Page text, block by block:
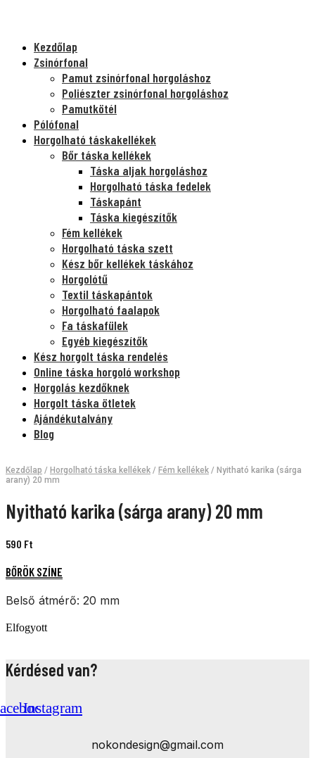
Kezdőlap
Zsinórfonal
Pamut zsinórfonal horgoláshoz
Poliészter zsinórfonal horgoláshoz
Pamutkötél
Pólófonal
Horgolható táskakellékek
Bőr táska kellékek
Táska aljak horgoláshoz
Horgolható táska fedelek
Táskapánt
Táska kiegészítők
Fém kellékek
Horgolható táska szett
Kész bőr kellékek táskához
Horgolótű
Textil táskapántok
Horgolható faalapok
Fa táskafülek
Egyéb kiegészítők
Kész horgolt táska rendelés
Online táska horgoló workshop
Horgolás kezdőknek
Horgolt táska ötletek
Ajándékutalvány
Blog
Kezdőlap / Horgolható táska kellékek / Fém kellékek / Nyitható karika (sárga
arany) 20 mm
Nyitható karika (sárga arany) 20 mm
590 Ft
BŐRÖK SZÍNE
Belső átmérő: 20 mm
Elfogyott
Kérdésed van?
Instagram
nokondesign@gmail.com